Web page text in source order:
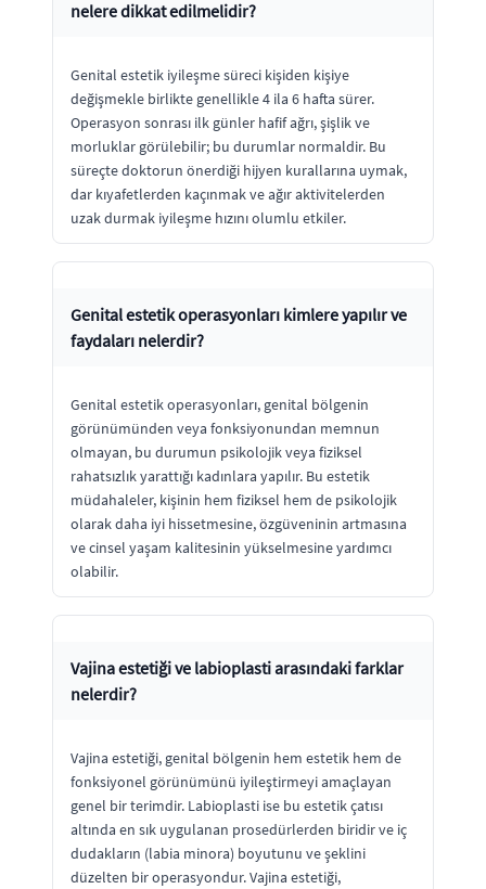
nelere dikkat edilmelidir?
Genital estetik iyileşme süreci kişiden kişiye
değişmekle birlikte genellikle 4 ila 6 hafta sürer.
Operasyon sonrası ilk günler hafif ağrı, şişlik ve
morluklar görülebilir; bu durumlar normaldir. Bu
süreçte doktorun önerdiği hijyen kurallarına uymak,
dar kıyafetlerden kaçınmak ve ağır aktivitelerden
uzak durmak iyileşme hızını olumlu etkiler.
Genital estetik operasyonları kimlere yapılır ve
faydaları nelerdir?
Genital estetik operasyonları, genital bölgenin
görünümünden veya fonksiyonundan memnun
olmayan, bu durumun psikolojik veya fiziksel
rahatsızlık yarattığı kadınlara yapılır. Bu estetik
müdahaleler, kişinin hem fiziksel hem de psikolojik
olarak daha iyi hissetmesine, özgüveninin artmasına
ve cinsel yaşam kalitesinin yükselmesine yardımcı
olabilir.
Vajina estetiği ve labioplasti arasındaki farklar
nelerdir?
Vajina estetiği, genital bölgenin hem estetik hem de
fonksiyonel görünümünü iyileştirmeyi amaçlayan
genel bir terimdir. Labioplasti ise bu estetik çatısı
altında en sık uygulanan prosedürlerden biridir ve iç
dudakların (labia minora) boyutunu ve şeklini
düzelten bir operasyondur. Vajina estetiği,